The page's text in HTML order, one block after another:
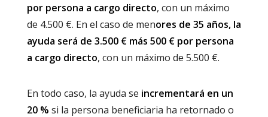
por persona a cargo directo, con un máximo
de 4.500 €. En el caso de menores de 35 años, la
ayuda será de 3.500 € más 500 € por persona
a cargo directo, con un máximo de 5.500 €.
En todo caso, la ayuda se incrementará en un
20 % si la persona beneficiaria ha retornado o